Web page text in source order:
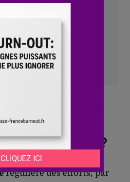
RH favorisent
et la
des salariés ?
régulière des efforts, par